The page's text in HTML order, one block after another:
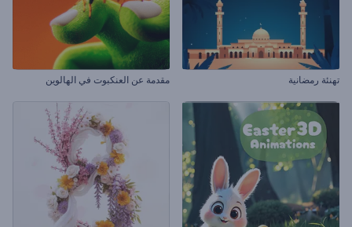
تهنئة رمضانية مقدمة عن العنكبوت في الهالوين